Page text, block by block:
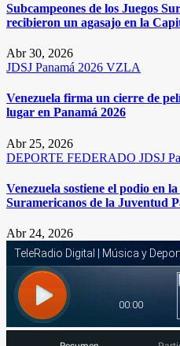
Subcampeones de los Juegos
recibieron un agasajo en la
Abr 30, 2026
JDSJ Panamá 2026 VZLA
Venezuela firma un cierre de
lugar en Panamá 2026
Abr 25, 2026
DEPORTE FEDERADO JDSJ
Venezuela sostiene el podio en
Suramericanos de la Juventud
Abr 24, 2026